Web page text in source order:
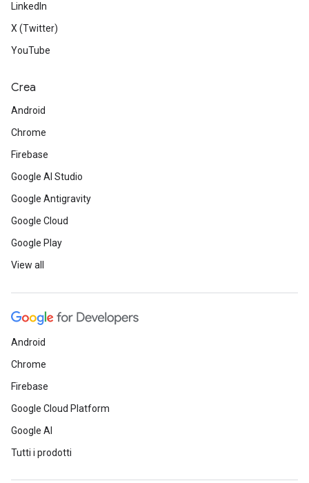
LinkedIn
X (Twitter)
YouTube
Crea
Android
Chrome
Firebase
Google AI Studio
Google Antigravity
Google Cloud
Google Play
View all
Android
Chrome
Firebase
Google Cloud Platform
Google AI
Tutti i prodotti